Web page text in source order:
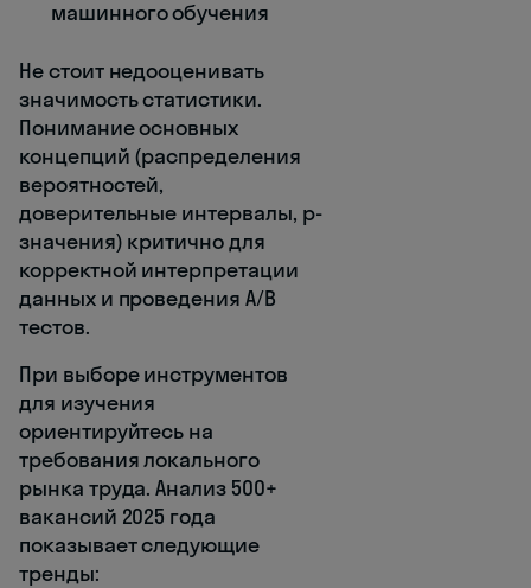
машинного обучения
Не стоит недооценивать
значимость статистики.
Понимание основных
концепций (распределения
вероятностей,
доверительные интервалы, p-
значения) критично для
корректной интерпретации
данных и проведения A/B
тестов.
При выборе инструментов
для изучения
ориентируйтесь на
требования локального
рынка труда. Анализ 500+
вакансий 2025 года
показывает следующие
тренды: